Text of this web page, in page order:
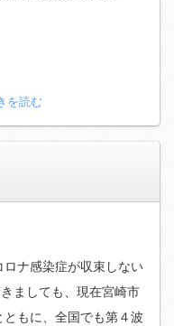
を読む
ナ感染症が収束しない
ましても、現在宮崎市
もに、全国でも第４波